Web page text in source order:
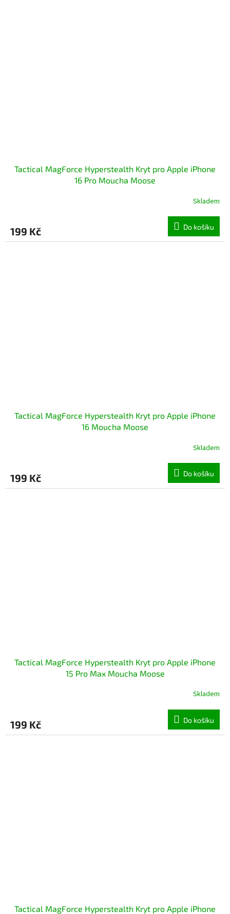
Tactical MagForce Hyperstealth Kryt pro Apple iPhone
16 Pro Moucha Moose
Skladem
199 Kč Do košíku
Tactical MagForce Hyperstealth Kryt pro Apple iPhone
16 Moucha Moose
Skladem
199 Kč Do košíku
Tactical MagForce Hyperstealth Kryt pro Apple iPhone
15 Pro Max Moucha Moose
Skladem
199 Kč Do košíku
Tactical MagForce Hyperstealth Kryt pro Apple iPhone